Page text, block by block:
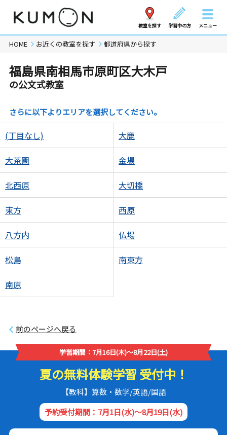
教室を探す 学習中の方 メニュー
HOME お近くの教室を探す 都道府県から探す
福島県南相馬市原町区大木戸
の公文式教室
さらに以下よりエリアを選択してください。
(丁目なし) 大鹿
大茶園 金場
北西原 大切橋
東方 西原
八方内 仏場
松島 南東方
南原
前のページへ戻る
学習期間：7月16日(木)～8月22日(土)
夏の無料体験学習 受付中！
【教科】算数・数学/英語/国語
予約受付期間：7月1日(水)～8月19日(水)